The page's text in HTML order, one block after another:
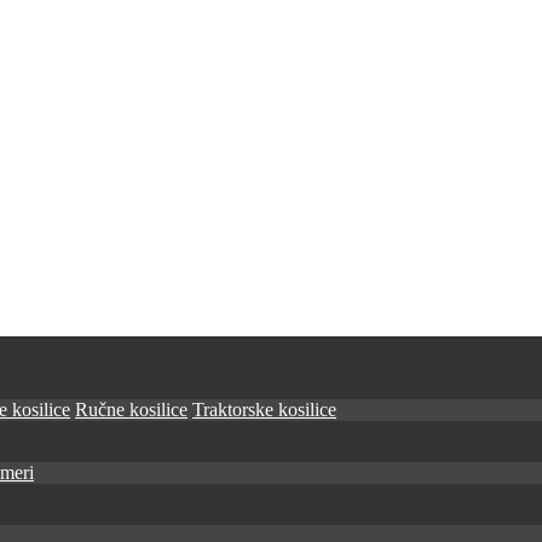
kosilice Ručne kosilice Traktorske kosilice